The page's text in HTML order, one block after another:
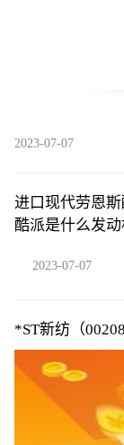
2023-07-07
进口现代劳恩
酷派是什么发动
2023-07-07
*ST新纺（